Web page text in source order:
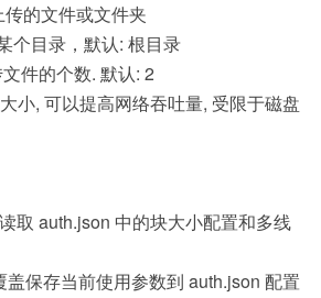
的文件或文件夹
个目录，默认: 根目录
件的个数. 默认: 2
小, 可以提高网络吞吐量, 受限于磁盘
取 auth.json 中的块大小配置和多线
盖保存当前使用参数到 auth.json 配置